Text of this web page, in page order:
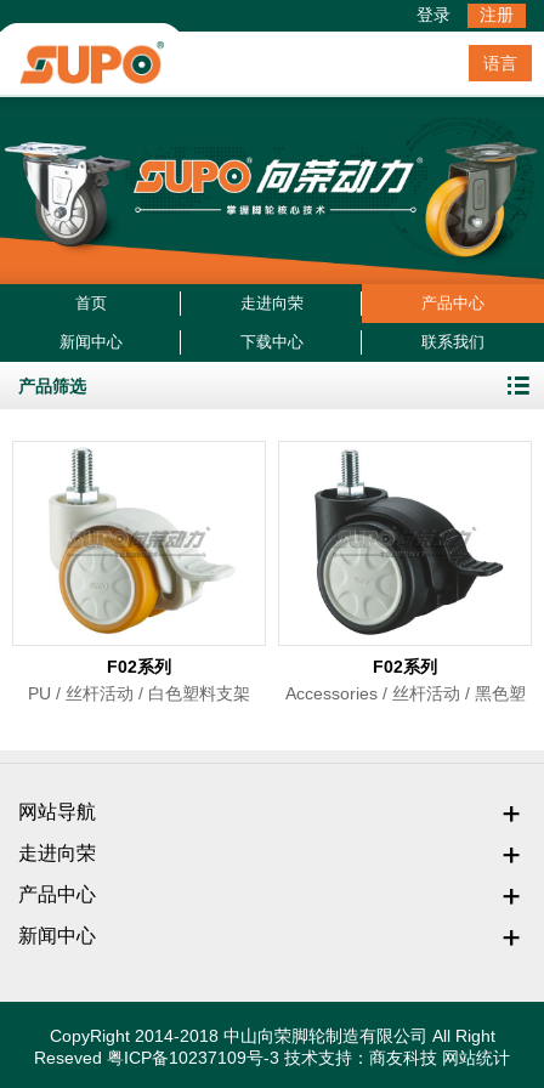
登录 注册
语言
首页 走进向荣 产品中心
新闻中心 下载中心 联系我们
产品筛选
F02系列
PU / 丝杆活动 / 白色塑料支架
F02系列
Accessories / 丝杆活动 / 黑色塑
网站导航
走进向荣
产品中心
新闻中心
CopyRight 2014-2018 中山向荣脚轮制造有限公司 All Right
Reseved 粤ICP备10237109号-3 技术支持： 商友科技 网站统计